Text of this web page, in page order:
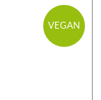
VEGAN